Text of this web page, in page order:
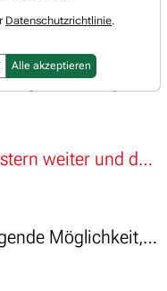
QUALCOMM haussierte gestern weiter und das ohne konkrete Neuigkeiten.
- „OHB bleibt eine überzeugende Möglichkeit, um börsennotierte Beteiligungen am Aufbau der souveränen europäischen Raumfahrt zu erwerben.“
Datenschutzrichtlinie.
Alle akzeptieren